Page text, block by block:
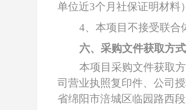
单位近3个月社保证明材料
4、 本项目不接受联合
六、采购文件获取方
本项目采购文件获取
司营业执照复印件、公司
省绵阳市涪城区临园路西